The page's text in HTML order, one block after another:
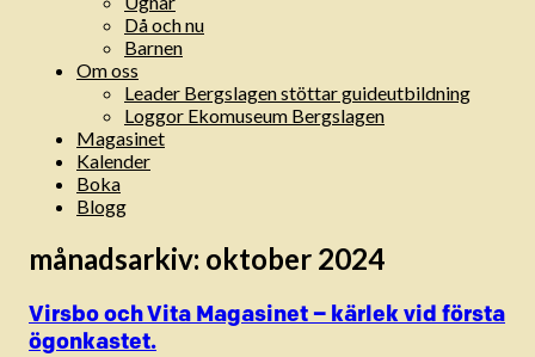
Då och nu
Barnen
Om oss
Leader Bergslagen stöttar guideutbildning
Loggor Ekomuseum Bergslagen
Magasinet
Kalender
Boka
Blogg
månadsarkiv: oktober 2024
Virsbo och Vita Magasinet – kärlek vid första
ögonkastet.